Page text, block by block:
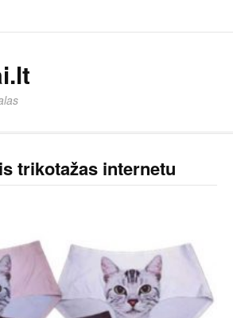
Page
Page
trikotažas internetu